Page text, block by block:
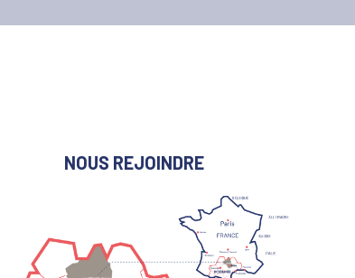
NOUS REJOINDRE